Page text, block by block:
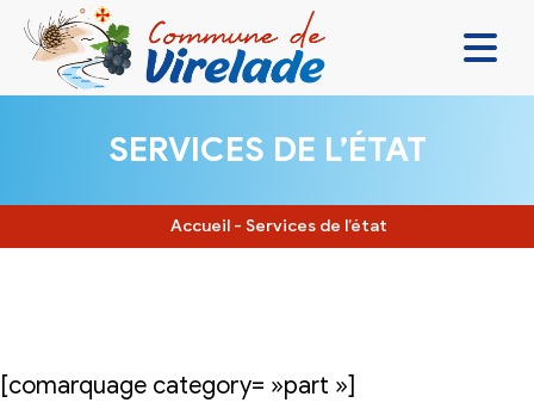
VIVRE ENSEMBLE
SE DIVERTIR
SERVICES DE L’ÉTAT
Accueil - Services de l’état
[comarquage category= »part »]